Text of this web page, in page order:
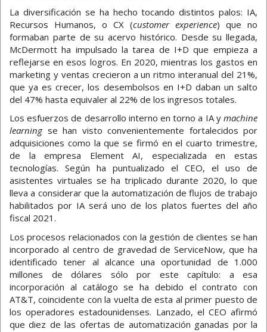
La diversificación se ha hecho tocando distintos palos: IA,
Recursos Humanos, o CX (customer experience) que no
formaban parte de su acervo histórico. Desde su llegada,
McDermott ha impulsado la tarea de I+D que empieza a
reflejarse en esos logros. En 2020, mientras los gastos en
marketing y ventas crecieron a un ritmo interanual del 21%,
que ya es crecer, los desembolsos en I+D daban un salto
del 47% hasta equivaler al 22% de los ingresos totales.
Los esfuerzos de desarrollo interno en torno a IA y machine
learningse han visto convenientemente fortalecidos por
adquisiciones como la que se firmó en el cuarto trimestre,
de la empresa Element AI, especializada en estas
tecnologías. Según ha puntualizado el CEO, el uso de
asistentes virtuales se ha triplicado durante 2020, lo que
lleva a considerar que la automatización de flujos de trabajo
habilitados por IA será uno de los platos fuertes del año
fiscal 2021.
Los procesos relacionados con la gestión de clientes se han
incorporado al centro de gravedad de ServiceNow, que ha
identificado tener al alcance una oportunidad de 1.000
millones de dólares sólo por este capítulo: a esa
incorporación al catálogo se ha debido el contrato con
AT&T, coincidente con la vuelta de esta al primer puesto de
los operadores estadounidenses. Lanzado, el CEO afirmó
que diez de las ofertas de automatización ganadas por la